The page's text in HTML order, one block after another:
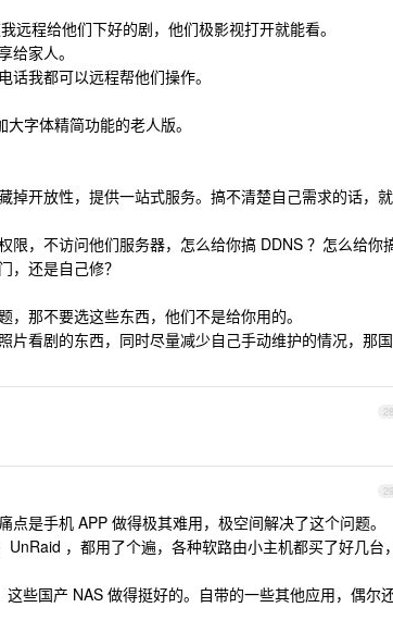
程给他们下好的剧，他们极影视打开就能看。
家人。
我都可以远程帮他们操作。
字体精简功能的老人版。
掉开放性，提供一站式服务。搞不清楚自己需求的话，就
限，不访问他们服务器，怎么给你搞 DDNS ？怎么给你
，还是自己修？
那不要选这些东西，他们不是给你用的。
片看剧的东西，同时尽量减少自己手动维护的情况，那国
28
29
是手机 APP 做得极其难用，极空间解决了这个问题。
，都用了个遍，各种软路由小主机都买了好几台
些国产 NAS 做得挺好的。自带的一些其他应用，偶尔